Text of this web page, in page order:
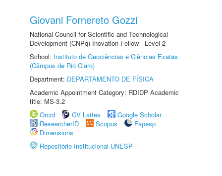
Giovani Fornereto Gozzi
National Council for Scientific and Technological
Development (CNPq) Inovation Fellow - Level 2
School: Instituto de Geociências e Ciências Exatas
(Câmpus de Rio Claro)
Department: DEPARTAMENTO DE FÍSICA
Academic Appointment Category: RDIDP Academic
title: MS-3.2
Orcid
CV Lattes
Google Scholar
ResearcherID
Scopus
Fapesp
Dimensions
Repositório Institucional UNESP